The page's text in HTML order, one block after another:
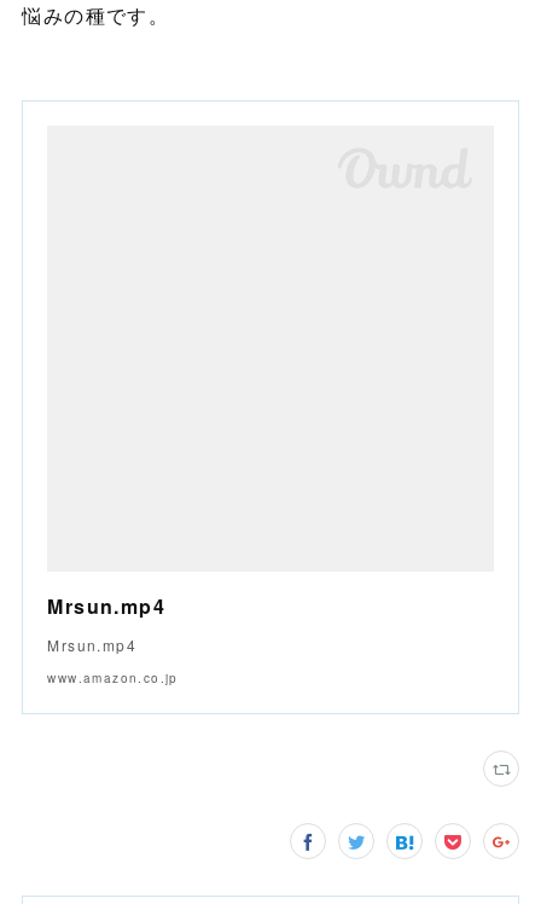
悩みの種です。
Mrsun.mp4
Mrsun.mp4
www.amazon.co.jp